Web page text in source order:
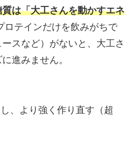
は「大工さんを動かすエネ
ロテインだけを飲みがちで
スなど）がないと、大工さ
進みません。
、より強く作り直す（超